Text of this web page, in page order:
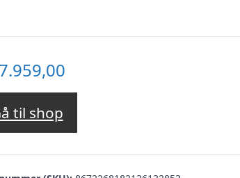
7.959,00
til shop